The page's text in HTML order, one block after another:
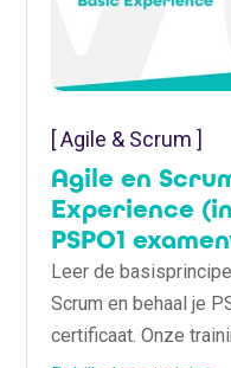
[ Agile & Scrum ]
Agile en
Experience
PSPO1
Leer de
Scrum en behaal je
certificaat. Onze